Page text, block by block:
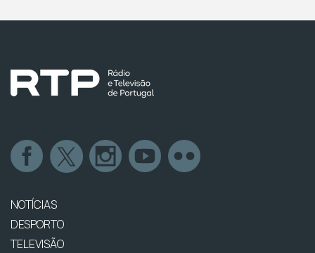
NOTÍCIAS
DESPORTO
TELEVISÃO